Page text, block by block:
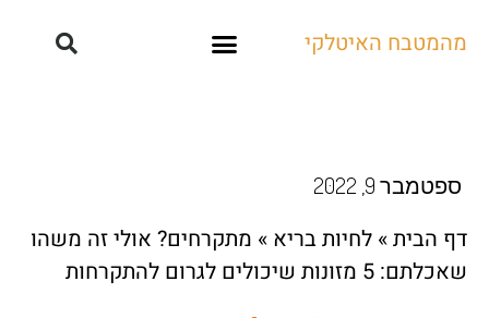
מהמטבח האיטלקי
ספטמבר 9, 2022
דף הבית»לחיות בריא» מתקרחים? אולי זה משהו
שאכלתם: 5 מזונות שיכולים לגרום להתקרחות